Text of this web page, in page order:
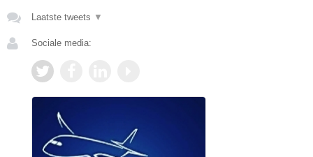
Laatste tweets ▼
Sociale media: